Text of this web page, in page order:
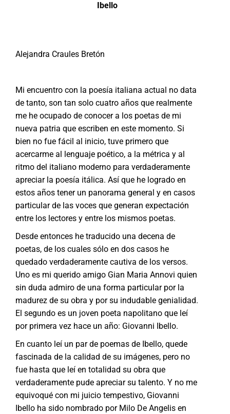
Ibello
Alejandra Craules Bretón
Mi encuentro con la poesía italiana actual no data
de tanto, son tan solo cuatro años que realmente
me he ocupado de conocer a los poetas de mi
nueva patria que escriben en este momento. Si
bien no fue fácil al inicio, tuve primero que
acercarme al lenguaje poético, a la métrica y al
ritmo del italiano moderno para verdaderamente
apreciar la poesía itálica. Así que he logrado en
estos años tener un panorama general y en casos
particular de las voces que generan expectación
entre los lectores y entre los mismos poetas.
Desde entonces he traducido una decena de
poetas, de los cuales sólo en dos casos he
quedado verdaderamente cautiva de los versos.
Uno es mi querido amigo Gian Maria Annovi quien
sin duda admiro de una forma particular por la
madurez de su obra y por su indudable genialidad.
El segundo es un joven poeta napolitano que leí
por primera vez hace un año: Giovanni Ibello.
En cuanto leí un par de poemas de Ibello, quede
fascinada de la calidad de su imágenes, pero no
fue hasta que leí en totalidad su obra que
verdaderamente pude apreciar su talento. Y no me
equivoqué con mi juicio tempestivo, Giovanni
Ibello ha sido nombrado por Milo De Angelis en